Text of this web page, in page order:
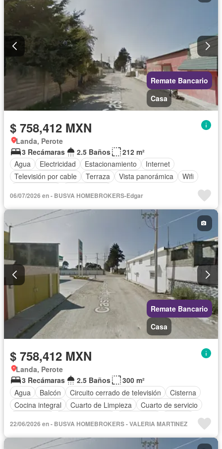
Remate Bancario
Casa
$ 758,412 MXN
Landa, Perote
3 Recámaras
2.5 Baños
212 m²
Agua
Electricidad Estacionamiento
Internet
Televisión por cable
Terraza Vista panorámica
Wifi
06/07/2026 en - BUSVA HOMEBROKERS-Edgar
Remate Bancario
Casa
$ 758,412 MXN
Landa, Perote
3 Recámaras
2.5 Baños
300 m²
Agua
Balcón Circuito cerrado de televisión
Cisterna
Cocina integral
Cuarto de Limpieza
Cuarto de servicio
Jardín
Despacho Azotea Wifi
Zonas verdes
Sin amueblar
22/06/2026 en - BUSVA HOMEBROKERS - VALERIA MARTINEZ